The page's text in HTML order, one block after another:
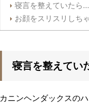
寝言を整えていたら…
お顔をスリスリしち
寝言を整えてい
カニンヘンダックスの